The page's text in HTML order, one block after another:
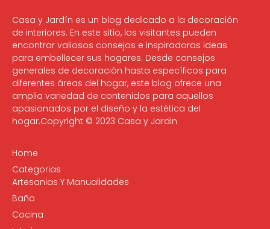
Casa y Jardín es un blog dedicado a la decoración
de interiores. En este sitio, los visitantes pueden
encontrar valiosos consejos e inspiradoras ideas
para embellecer sus hogares. Desde consejos
generales de decoración hasta específicos para
diferentes áreas del hogar, este blog ofrece una
amplia variedad de contenidos para aquellos
apasionados por el diseño y la estética del
hogar.Copyright © 2023 Casa y Jardin
Home
Categorias
Artesanias Y Manualidades
Baño
Cocina